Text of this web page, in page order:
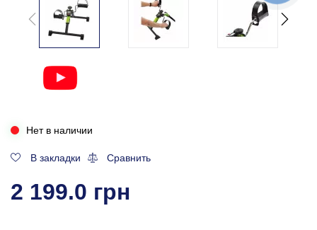
Нет в наличии
В закладки Сравнить
2 199.0 грн